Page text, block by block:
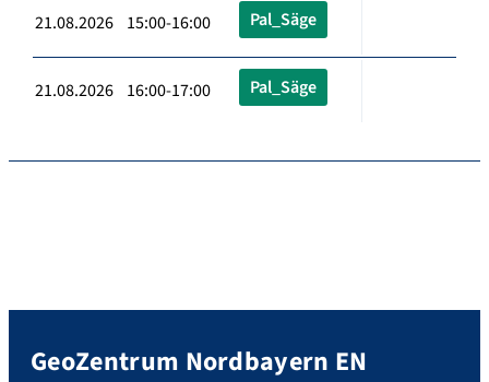
21.08.2026 15:00-16:00 Pal_Säge
21.08.2026 16:00-17:00 Pal_Säge
GeoZentrum Nordbayern EN